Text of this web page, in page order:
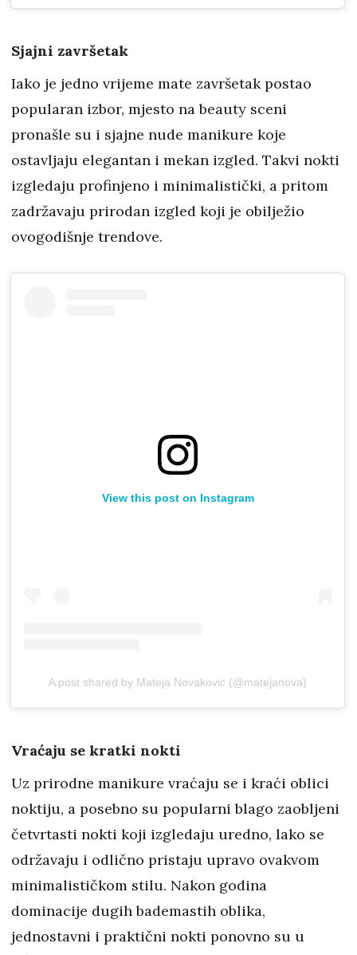
Sjajni završetak
Iako je jedno vrijeme mate završetak postao
popularan izbor, mjesto na beauty sceni
pronašle su i sjajne nude manikure koje
ostavljaju elegantan i mekan izgled. Takvi nokti
izgledaju profinjeno i minimalistički, a pritom
zadržavaju prirodan izgled koji je obilježio
ovogodišnje trendove.
View this post on Instagram
A post shared by Mateja Novakovic (@matejanova)
Vraćaju se kratki nokti
Uz prirodne manikure vraćaju se i kraći oblici
noktiju, a posebno su popularni blago zaobljeni
četvrtasti nokti koji izgledaju uredno, lako se
održavaju i odlično pristaju upravo ovakvom
minimalističkom stilu. Nakon godina
dominacije dugih bademastih oblika,
jednostavni i praktični nokti ponovno su u